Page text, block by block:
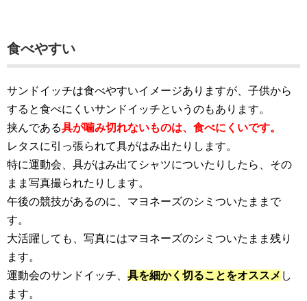
食べやすい
サンドイッチは食べやすいイメージありますが、子供から
すると食べにくいサンドイッチというのもあります。
挟んである具が噛み切れないものは、食べにくいです。
レタスに引っ張られて具がはみ出たりします。
特に運動会、具がはみ出てシャツについたりしたら、その
まま写真撮られたりします。
午後の競技があるのに、マヨネーズのシミついたままで
す。
大活躍しても、写真にはマヨネーズのシミついたまま残り
ます。
運動会のサンドイッチ、 具を細かく切ることをオススメ し
ます。